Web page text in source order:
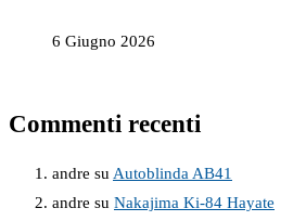
6 Giugno 2026
Commenti recenti
andre su Autoblinda AB41
andre su Nakajima Ki-84 Hayate